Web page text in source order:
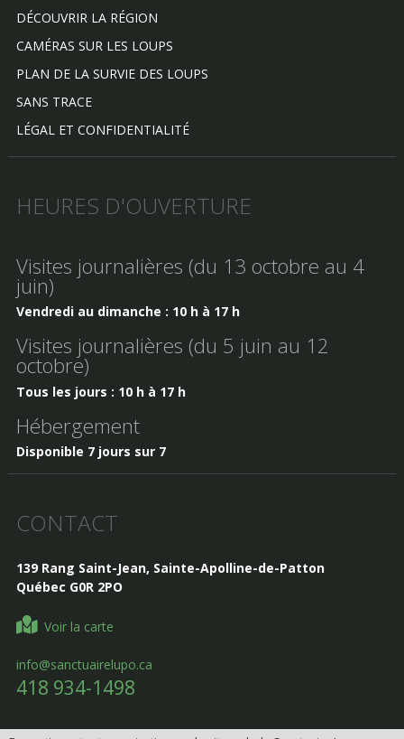
DÉCOUVRIR LA RÉGION
CAMÉRAS SUR LES LOUPS
PLAN DE LA SURVIE DES LOUPS
SANS TRACE
LÉGAL ET CONFIDENTIALITÉ
HEURES D'OUVERTURE
Visites journalières (du 13 octobre au 4
juin)
Vendredi au dimanche : 10 h à 17 h
Visites journalières (du 5 juin au 12
octobre)
Tous les jours : 10 h à 17 h
Hébergement
Disponible 7 jours sur 7
CONTACT
139 Rang Saint-Jean, Sainte-Apolline-de-Patton
Québec G0R 2PO
Voir la carte
info@sanctuairelupo.ca
418 934-1498